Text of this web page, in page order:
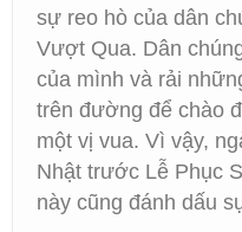
sự reo hò của dân
Vượt Qua. Dân
của mình và rải
trên đường để chào
một vị vua. Vì vậy,
Nhật trước Lễ Phục
này cũng đánh dấu